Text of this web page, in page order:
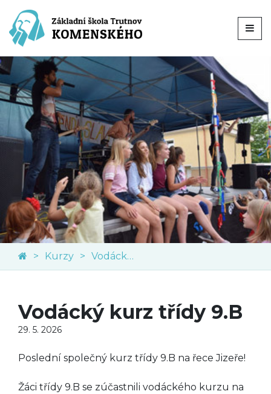
Kurzy Vodácký kurz
Vodácký kurz třídy 9.B
29. 5. 2026
Poslední společný kurz třídy 9.B na řece Jizeře!
Žáci třídy 9.B se zúčastnili vodáckého kurzu na